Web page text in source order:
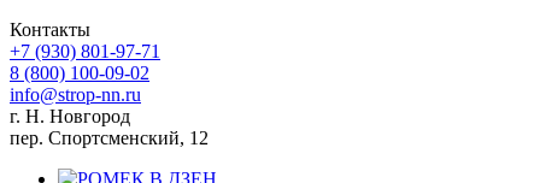
Контакты
+7 (930) 801-97-71
8 (800) 100-09-02
info@strop-nn.ru
г. Н. Новгород
пер. Спортсменский, 12